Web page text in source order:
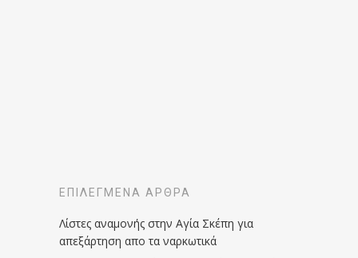
ΕΠΙΛΕΓΜΈΝΑ ΆΡΘΡΑ
Λίστες αναμονής στην Αγία Σκέπη για
απεξάρτηση απο τα ναρκωτικά